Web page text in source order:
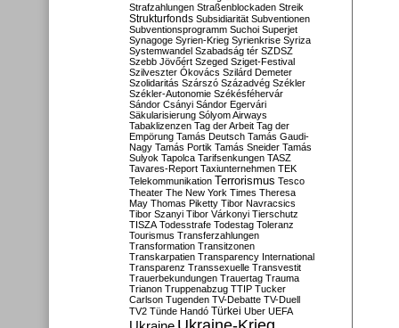
Strafzahlungen Straßenblockaden Streik
Strukturfonds Subsidiarität Subventionen
Subventionsprogramm Suchoi Superjet
Synagoge Syrien-Krieg Syrienkrise Syriza
Systemwandel Szabadság tér SZDSZ
Szebb Jövőért Szeged Sziget-Festival
Szilveszter Ókovács Szilárd Demeter
Szolidaritás Szárszó Századvég Székler
Székler-Autonomie Székésféhervár
Sándor Csányi Sándor Egervári
Säkularisierung Sólyom Airways
Tabaklizenzen Tag der Arbeit Tag der
Empörung Tamás Deutsch Tamás Gaudi-
Nagy Tamás Portik Tamás Sneider Tamás
Sulyok Tapolca Tarifsenkungen TASZ
Tavares-Report Taxiunternehmen TEK
Telekommunikation Terrorismus Tesco
Theater The New York Times Theresa
May Thomas Piketty Tibor Navracsics
Tibor Szanyi Tibor Várkonyi Tierschutz
TISZA Todesstrafe Todestag Toleranz
Tourismus Transferzahlungen
Transformation Transitzonen
Transkarpatien Transparency International
Transparenz Transsexuelle Transvestit
Trauerbekundungen Trauertag Trauma
Trianon Truppenabzug TTIP Tucker
Carlson Tugenden TV-Debatte TV-Duell
TV2 Tünde Handó Türkei Uber UEFA